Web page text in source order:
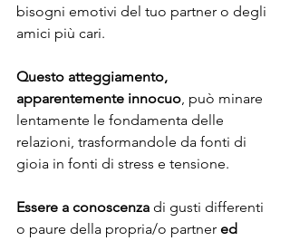
bisogni emotivi del tuo partner o degli
amici più cari.
Questo atteggiamento,
apparentemente innocuo, può minare
lentamente le fondamenta delle
relazioni, trasformandole da fonti di
gioia in fonti di stress e tensione.
Essere a conoscenza di gusti differenti
o paure della propria/o partner ed